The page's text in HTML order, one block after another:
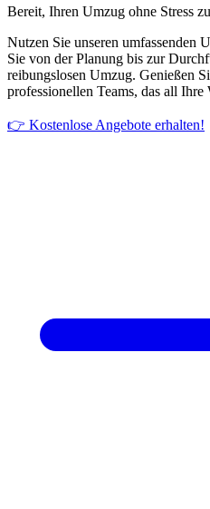
Bereit, Ihren Umzug ohne Stress
Nutzen Sie unseren umfassenden
Sie von der Planung bis zur
reibungslosen Umzug. Genießen
professionellen Teams, das all Ihre
👉 Kostenlose Angebote erhalten!